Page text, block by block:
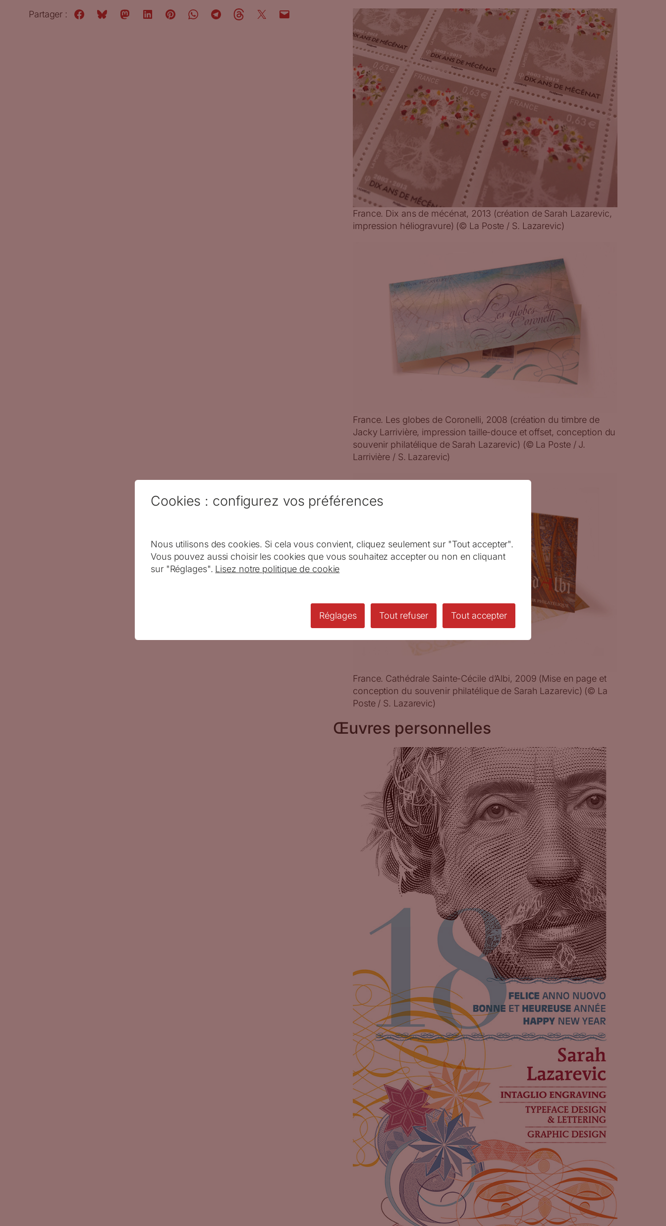
Partager :
France. Dix ans de mécénat, 2013 (création de Sarah Lazarevic,
impression héliogravure) (© La Poste / S. Lazarevic)
France. Les globes de Coronelli, 2008 (création du timbre de
Jacky Larrivière, impression taille-douce et offset, conception du
souvenir philatélique de Sarah Lazarevic) (© La Poste / J.
Larrivière / S. Lazarevic)
France. Cathédrale Sainte-Cécile d’Albi, 2009 (Mise en page et
conception du souvenir philatélique de Sarah Lazarevic) (© La
Poste / S. Lazarevic)
Œuvres personnelles
Cookies : configurez vos préférences
Nous utilisons des cookies. Si cela vous convient, cliquez seulement sur "Tout accepter".
Vous pouvez aussi choisir les cookies que vous souhaitez accepter ou non en cliquant
sur "Réglages". Lisez notre politique de cookie
Réglages Tout refuser Tout accepter